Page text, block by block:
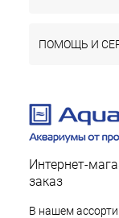
ПОМОЩЬ И
Интернет-
заказ
В нашем